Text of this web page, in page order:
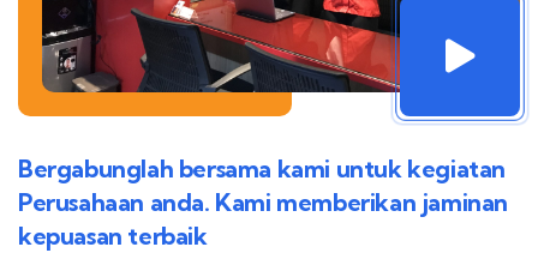
Bergabunglah bersama kami untuk kegiatan
Perusahaan anda. Kami memberikan jaminan
kepuasan terbaik